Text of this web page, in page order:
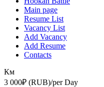
Main page
Resume List
Vacancy List
Add Vacancy
Add Resume
Contacts
Км
3 000₽ (RUB)/per Day